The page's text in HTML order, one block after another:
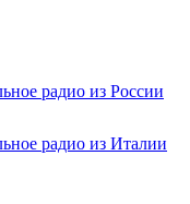
радио из России
радио из Италии